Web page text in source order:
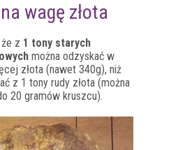
wagę złota
z 1 tony starych
można odzyskać w
złota (nawet 340g), niż
z 1 tony rudy złota (można
20 gramów kruszcu).